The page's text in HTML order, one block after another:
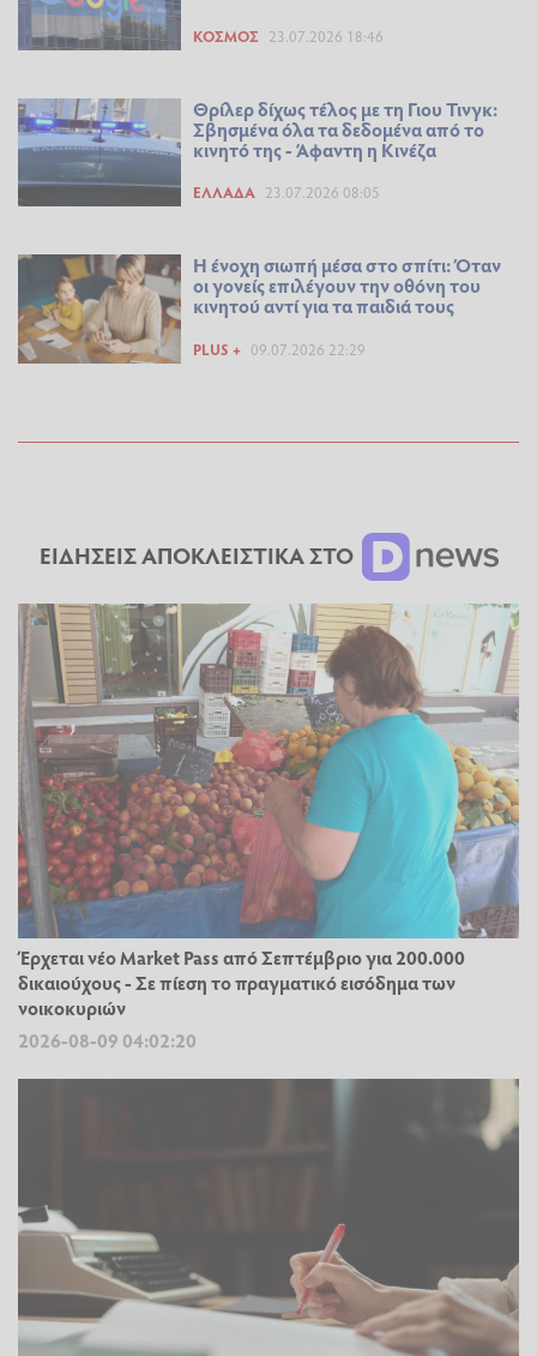
ΚΌΣΜΟΣ 23.07.2026 18:46
Θρίλερ δίχως τέλος με τη Γιου Τινγκ:
Σβησμένα όλα τα δεδομένα από το
κινητό της - Άφαντη η Κινέζα
ΕΛΛΆΔΑ 23.07.2026 08:05
Η ένοχη σιωπή μέσα στο σπίτι: Όταν
οι γονείς επιλέγουν την οθόνη του
κινητού αντί για τα παιδιά τους
PLUS + 09.07.2026 22:29
ΕΙΔΗΣΕΙΣ ΑΠΟΚΛΕΙΣΤΙΚΑ ΣΤΟ
Έρχεται νέο Market Pass από Σεπτέμβριο για 200.000
δικαιούχους - Σε πίεση το πραγματικό εισόδημα των
νοικοκυριών
2026-08-09 04:02:20